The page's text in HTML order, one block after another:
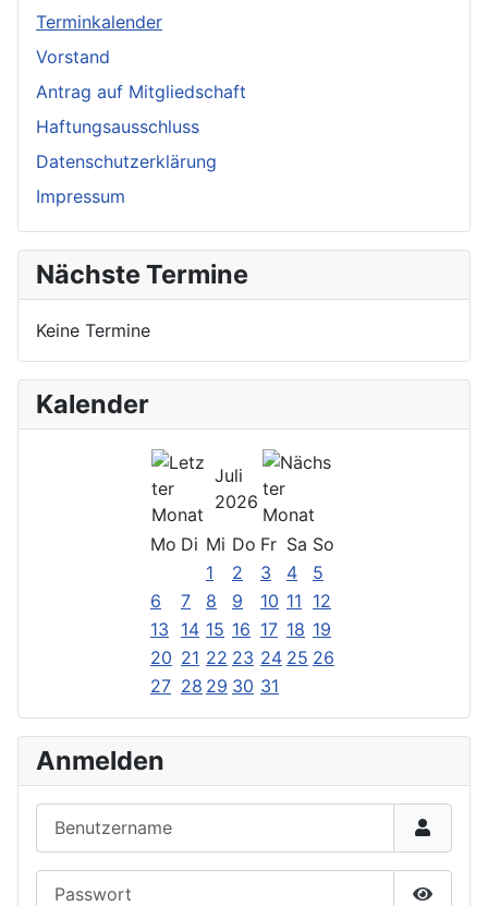
Terminkalender
Vorstand
Antrag auf Mitgliedschaft
Haftungsausschluss
Datenschutzerklärung
Impressum
Nächste Termine
Keine Termine
Kalender
Juli
2026
Mo Di Mi Do Fr Sa So
1
2 3 4
5
6
7 8 9 10 11 12
13
14 15 16 17 18 19
20 21 22 23 24 25 26
27 28 29 30 31
Anmelden